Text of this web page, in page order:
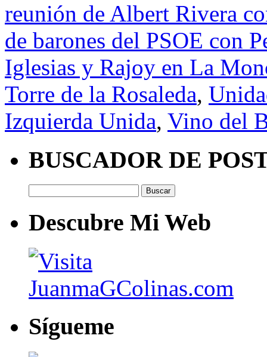
reunión de Albert Rivera
de barones del PSOE con
Iglesias y Rajoy en La
Torre de la Rosaleda,
Izquierda Unida, Vino del
BUSCADOR DE
Descubre Mi Web
Sígueme